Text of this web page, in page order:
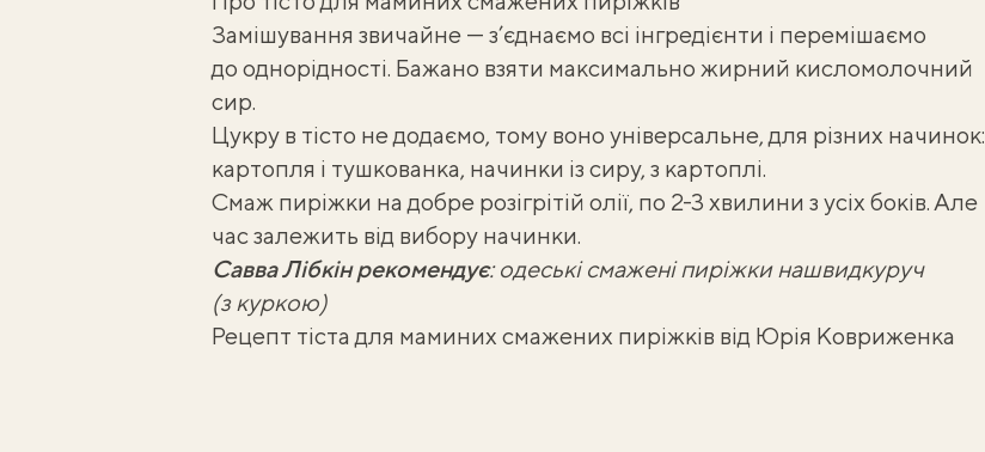
Замішування звичайне — з’єднаємо всі інгредієнти і перемішаємо
до однорідності. Бажано взяти максимально жирний кисломолочний
сир.
Цукру в тісто не додаємо, тому воно універсальне, для різних начинок:
картопля і тушкованка, начинки із сиру, з картоплі.
Смаж пиріжки на добре розігрітій олії, по 2-3 хвилини з усіх боків. Але
час залежить від вибору начинки.
Савва Лібкін рекомендує:одеські смажені пиріжки нашвидкуруч
(з куркою)
Рецепт тіста для маминих смажених пиріжків від Юрія Ковриженка